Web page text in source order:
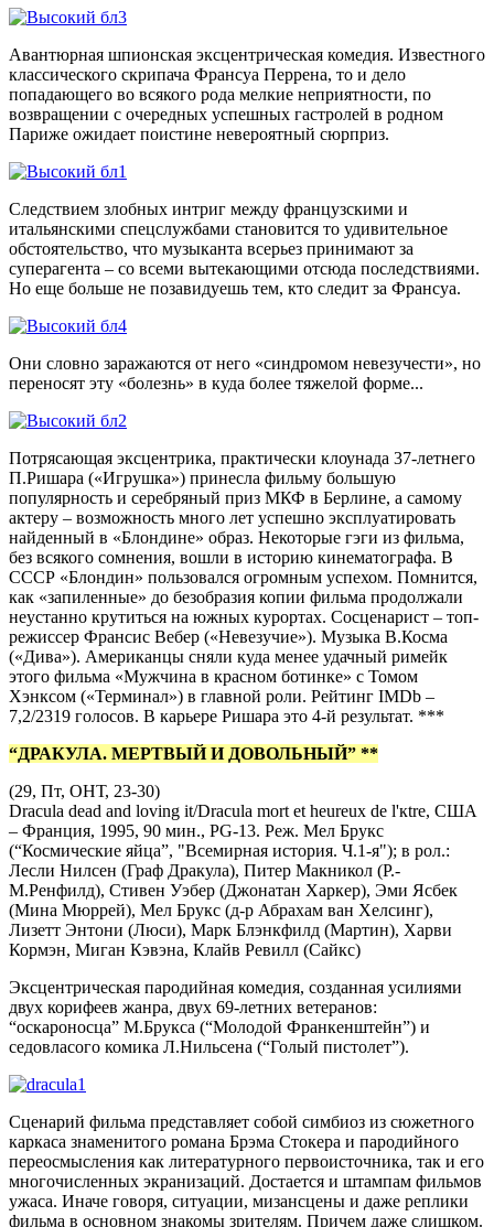
Авантюрная шпионская эксцентрическая комедия. Известного
классического скрипача Франсуа Перрена, то и дело
попадающего во всякого рода мелкие неприятности, по
возвращении с очередных успешных гастролей в родном
Париже ожидает поистине невероятный сюрприз.
Следствием злобных интриг между французскими и
итальянскими спецслужбами становится то удивительное
обстоятельство, что музыканта всерьез принимают за
суперагента – со всеми вытекающими отсюда последствиями.
Но еще больше не позавидуешь тем, кто следит за Франсуа.
Они словно заражаются от него «синдромом невезучести», но
переносят эту «болезнь» в куда более тяжелой форме...
Потрясающая эксцентрика, практически клоунада 37-летнего
П.Ришара («Игрушка») принесла фильму большую
популярность и серебряный приз МКФ в Берлине, а самому
актеру – возможность много лет успешно эксплуатировать
найденный в «Блондине» образ. Некоторые гэги из фильма,
без всякого сомнения, вошли в историю кинематографа. В
СССР «Блондин» пользовался огромным успехом. Помнится,
как «запиленные» до безобразия копии фильма продолжали
неустанно крутиться на южных курортах. Сосценарист – топ-
режиссер Франсис Вебер («Невезучие»). Музыка В.Косма
(«Дива»). Американцы сняли куда менее удачный римейк
этого фильма «Мужчина в красном ботинке» с Томом
Хэнксом («Терминал») в главной роли. Рейтинг IMDb –
7,2/2319 голосов. В карьере Ришара это 4-й результат. ***
“ДРАКУЛА. МЕРТВЫЙ И ДОВОЛЬНЫЙ” **
(29, Пт, ОНТ, 23-30)
Dracula dead and loving it/Dracula mort et heureux de l'кtre, США
– Франция, 1995, 90 мин., PG-13. Реж. Мел Брукс
(“Космические яйца”, "Всемирная история. Ч.1-я"); в рол.:
Лесли Нилсен (Граф Дракула), Питер Макникол (Р.-
М.Ренфилд), Стивен Уэбер (Джонатан Харкер), Эми Ясбек
(Мина Мюррей), Мел Брукс (д-р Абрахам ван Хелсинг),
Лизетт Энтони (Люси), Марк Блэнкфилд (Мартин), Харви
Кормэн, Миган Кэвэна, Клайв Ревилл (Сайкс)
Эксцентрическая пародийная комедия, созданная усилиями
двух корифеев жанра, двух 69-летних ветеранов:
“оскароносца” М.Брукса (“Молодой Франкенштейн”) и
седовласого комика Л.Нильсена (“Голый пистолет”).
Сценарий фильма представляет собой симбиоз из сюжетного
каркаса знаменитого романа Брэма Стокера и пародийного
переосмысления как литературного первоисточника, так и его
многочисленных экранизаций. Достается и штампам фильмов
ужаса. Иначе говоря, ситуации, мизансцены и даже реплики
фильма в основном знакомы зрителям. Причем даже слишком.